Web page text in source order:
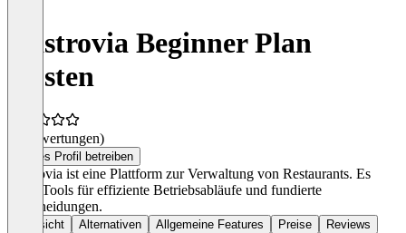
Gastrovia Beginner Plan
Kosten
(0 Bewertungen)
Dieses Profil betreiben
Gastrovia ist eine Plattform zur Verwaltung von Restaurants. Es
bietet Tools für effiziente Betriebsabläufe und fundierte
Entscheidungen.
Übersicht Alternativen Allgemeine Features Preise Reviews